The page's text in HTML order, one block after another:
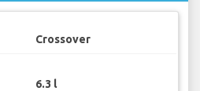
Crossover
6.3 l